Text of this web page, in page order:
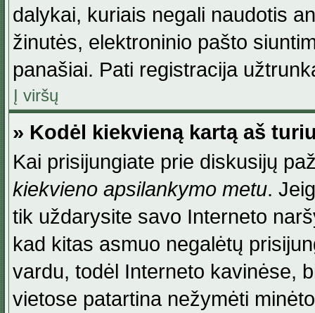
dalykai, kuriais negali naudotis
žinutės, elektroninio pašto
panašiai. Pati registracija
Į viršų
» Kodėl kiekvieną kartą aš
Kai prisijungiate prie diskusijų
kiekvieno apsilankymo metu.
tik uždarysite savo Interneto
kad kitas asmuo negalėtų
vardu, todėl Interneto kavinėse,
vietose patartina nežymėti